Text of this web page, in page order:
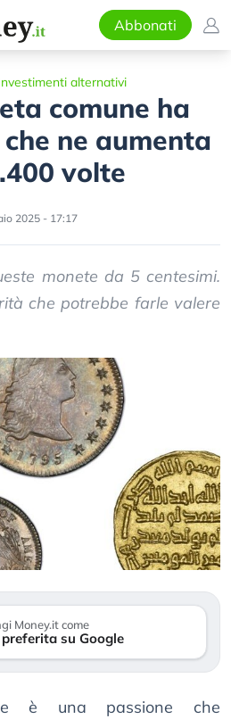
Abbonati
alternativi
comune ha
ne aumenta
volte
2025 - 17:17
monete da 5 centesimi.
che potrebbe farle valere
Money.it come
su Google
è una passione che